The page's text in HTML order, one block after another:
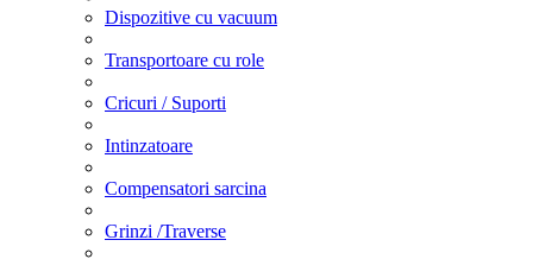
Dispozitive cu vacuum
Transportoare cu role
Cricuri / Suporti
Intinzatoare
Compensatori sarcina
Grinzi /Traverse